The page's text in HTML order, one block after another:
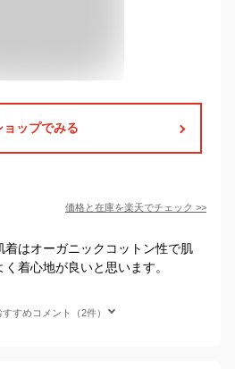
ョップでみる
価格と在庫を楽天でチェック >>
着はオーガニックコットン性で肌
着心地が良いと思います。
すめコメント（2件）